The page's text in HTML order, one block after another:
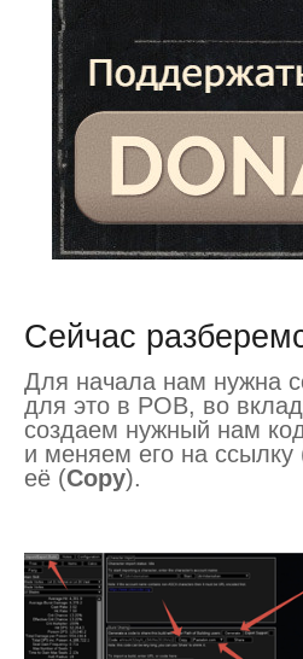
Сейчас
Для начала нам нужна
для это в POB, во
создаем нужный нам
и меняем его на ссылку
её (Copy).